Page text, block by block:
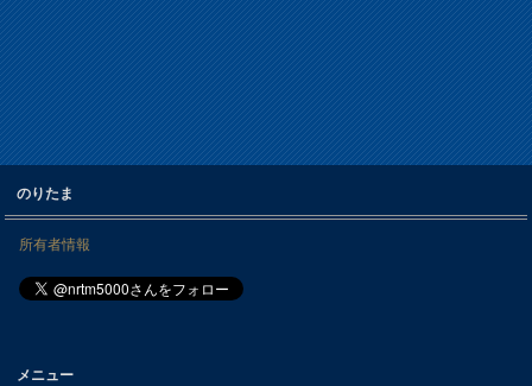
のりたま
所有者情報
メニュー